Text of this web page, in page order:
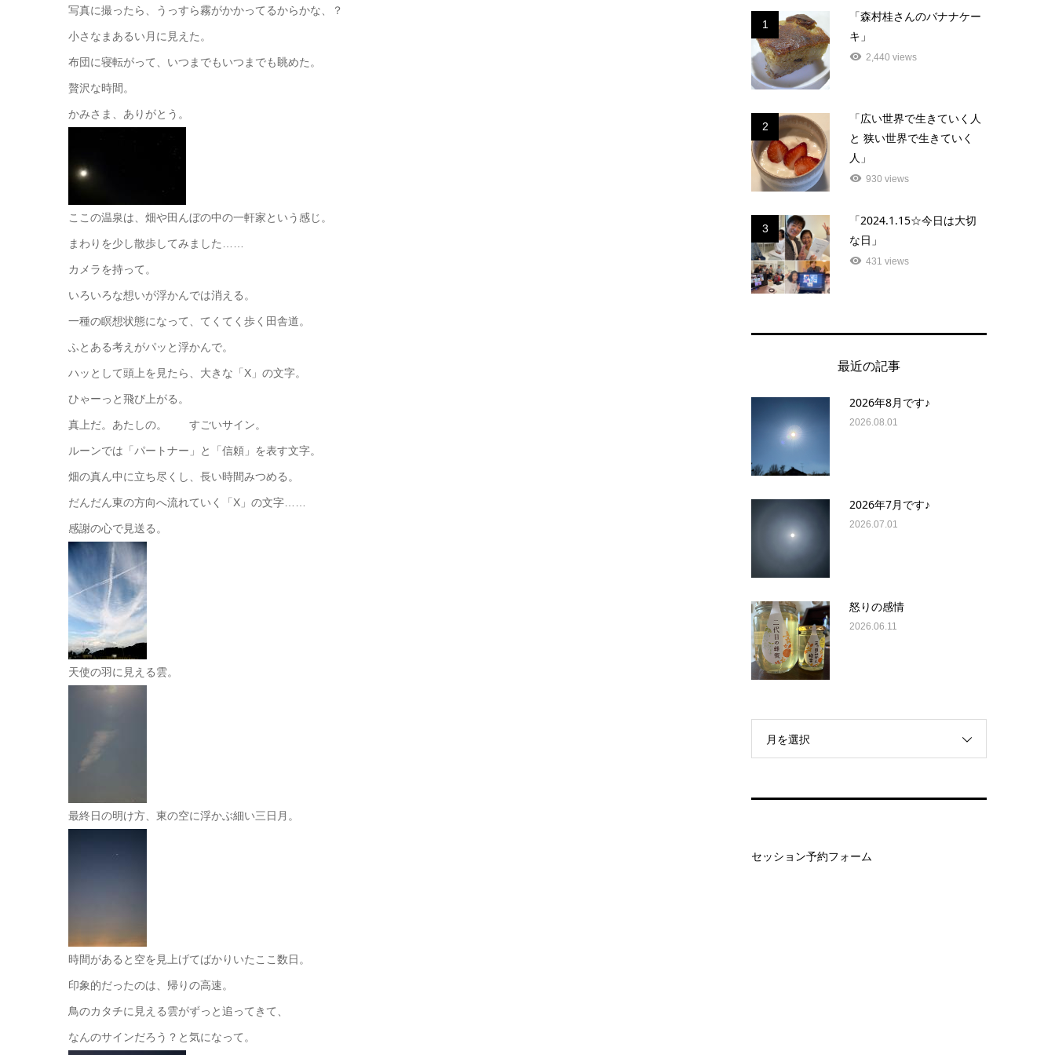
写真に撮ったら、うっすら霧がかかってるからかな、？
小さなまあるい月に見えた。
布団に寝転がって、いつまでもいつまでも眺めた。
贅沢な時間。
かみさま、ありがとう。
ここの温泉は、畑や田んぼの中の一軒家という感じ。
まわりを少し散歩してみました……
カメラを持って。
いろいろな想いが浮かんでは消える。
一種の瞑想状態になって、てくてく歩く田舎道。
ふとある考えがパッと浮かんで。
ハッとして頭上を見たら、大きな「X」の文字。
ひゃーっと飛び上がる。
真上だ。あたしの。 すごいサイン。
ルーンでは「パートナー」と「信頼」を表す文字。
畑の真ん中に立ち尽くし、長い時間みつめる。
だんだん東の方向へ流れていく「X」の文字……
感謝の心で見送る。
天使の羽に見える雲。
最終日の明け方、東の空に浮かぶ細い三日月。
時間があると空を見上げてばかりいたここ数日。
印象的だったのは、帰りの高速。
鳥のカタチに見える雲がずっと追ってきて、
なんのサインだろう？と気になって。
1
「森村桂さんのバナナケー
キ」
2,440 views
2
「広い世界で生きていく人
と 狭い世界で生きていく
人」
930 views
3
「2024.1.15☆今日は大切
な日」
431 views
最近の記事
2026年8月です♪
2026.08.01
2026年7月です♪
2026.07.01
怒りの感情
2026.06.11
月を選択
セッション予約フォーム